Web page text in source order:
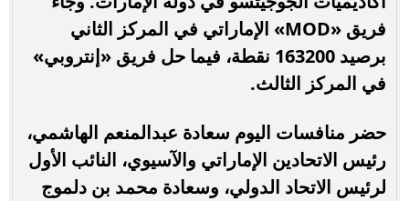
فريق «MOD» الإماراتي في المركز الثاني
برصيد 163200 نقطة، فيما حل فريق «إنتروبي»
في المركز الثالث.
حضر منافسات اليوم سعادة عبدالمنعم الهاشمي،
رئيس الاتحادين الإماراتي والآسيوي، النائب الأول
لرئيس الاتحاد الدولي، وسعادة محمد بن دلموج